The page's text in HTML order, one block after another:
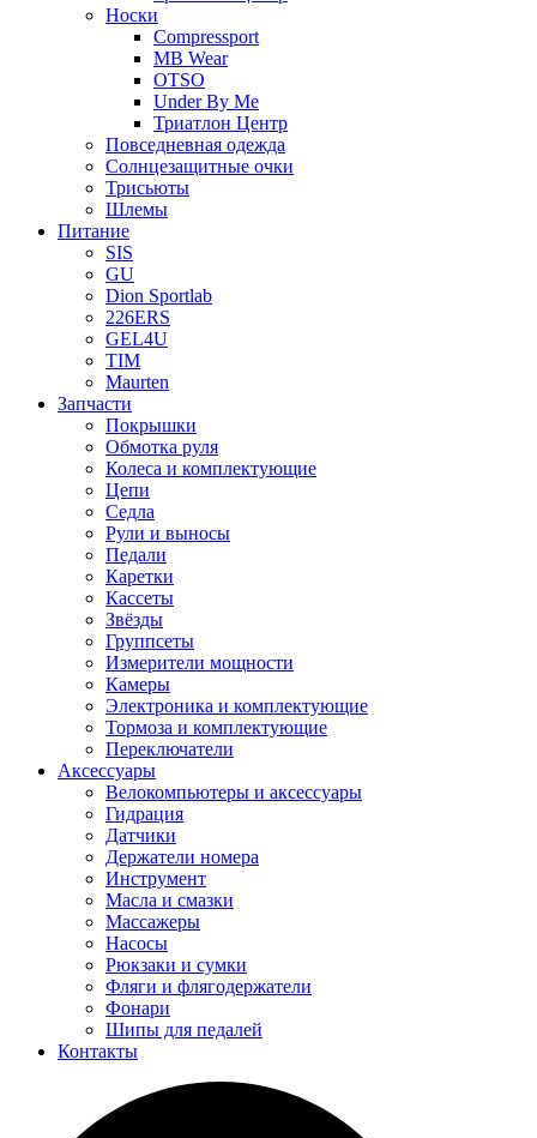
Носки
Compressport
MB Wear
OTSO
Under By Me
Триатлон Центр
Повседневная одежда
Солнцезащитные очки
Трисьюты
Шлемы
Питание
SIS
GU
Dion Sportlab
226ERS
GEL4U
TIM
Maurten
Запчасти
Покрышки
Обмотка руля
Колеса и комплектующие
Цепи
Седла
Рули и выносы
Педали
Каретки
Кассеты
Звёзды
Группсеты
Измерители мощности
Камеры
Электроника и комплектующие
Тормоза и комплектующие
Переключатели
Аксессуары
Велокомпьютеры и аксессуары
Гидрация
Датчики
Держатели номера
Инструмент
Масла и смазки
Массажеры
Насосы
Рюкзаки и сумки
Фляги и флягодержатели
Фонари
Шипы для педалей
Контакты